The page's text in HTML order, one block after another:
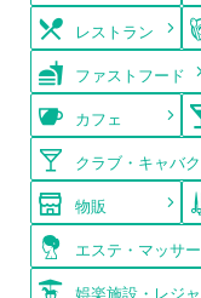
レストラン
ファストフード
カフェ
クラブ・キャバ
物販
エステ・マッサ
娯楽施設・レジ